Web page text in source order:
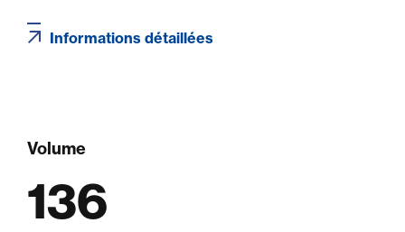
Informations détaillées
Volume
136